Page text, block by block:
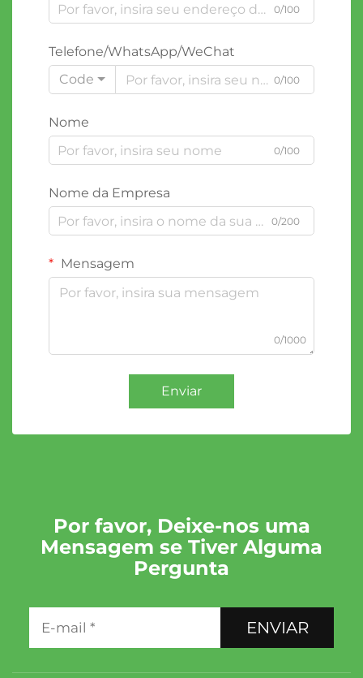
0/100
Telefone/WhatsApp/WeChat
Code
0/100
Nome
0/100
Nome da Empresa
0/200
Mensagem
0/1000
Enviar
Por favor, Deixe-nos uma
Mensagem se Tiver Alguma
Pergunta
ENVIAR